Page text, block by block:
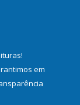
!
em